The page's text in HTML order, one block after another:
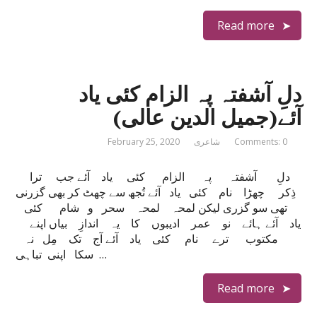
Read more
ﺩﻝِ ﺍٓﺷﻔﺘﮧ ﭘﮧ ﺍﻟﺰﺍﻡ ﮐﺌﯽ ﯾﺎﺩ
ﺍٓﺋﮯ(جمیل الدین عالی)
February 25, 2020 شاعری Comments: 0
ﺩﻝِ ﺍٓﺷﻔﺘﮧ ﭘﮧ ﺍﻟﺰﺍﻡ ﮐﺌﯽ ﯾﺎﺩ ﺍٓﺋﮯ ﺟﺐ ﺗﺮﺍ
ﺫِﮐﺮ ﭼﮭﮍﺍ ﻧﺎﻡ ﮐﺌﯽ ﯾﺎﺩ ﺍٓﺋﮯ ﺗُﺠﮫ ﺳﮯ ﭼﮭﭧ ﮐﺮ ﺑﮭﯽ گزﺭنی
تھی ﺳﻮ گزﺭﯼ ﻟﯿﮑﻦ ﻟﻤﺤﮧ ﻟﻤﺤﮧ ﺳﺤﺮ ﻭ ﺷﺎﻡ ﮐﺌﯽ
ﯾﺎﺩ ﺍٓﺋﮯ ﮨﺎﺋﮯ ﻧﻮ ﻋﻤﺮ ﺍﺩﯾﺒﻮﮞ ﮐﺎ ﯾﮧ ﺍﻧﺪﺍﺯِ ﺑﯿﺎﮞ ﺍﭘﻨﮯ
ﻣﮑﺘﻮﺏ ﺗﺮﮮ ﻧﺎﻡ ﮐﺌﯽ ﯾﺎﺩ ﺍٓﺋﮯ ﺍٓﺝ ﺗﮏ ﻣِﻞ ﻧﮧ
ﺳﮑﺎ ﺍﭘﻨﯽ ﺗﺒﺎﮨﯽ …
Read more